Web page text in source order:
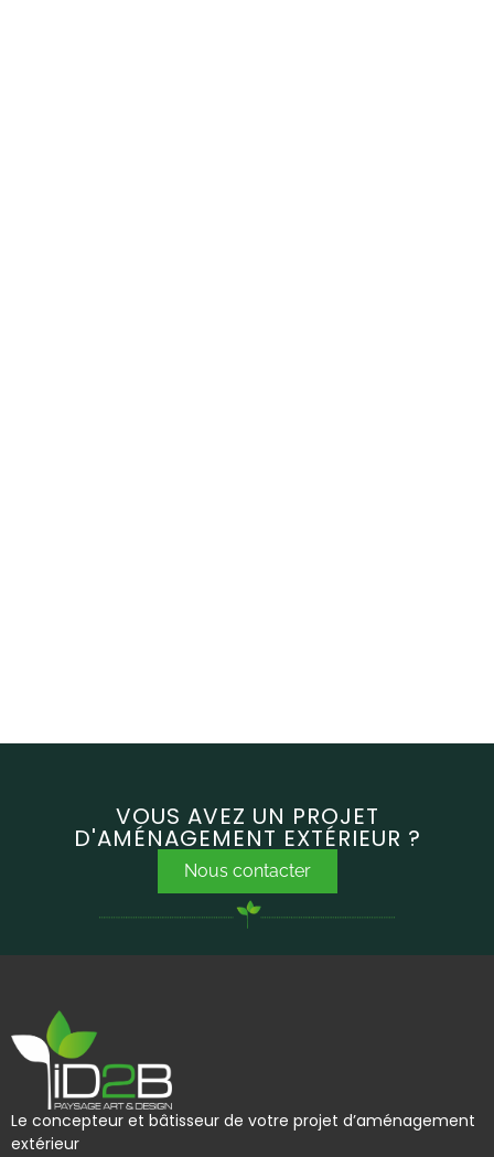
VOUS AVEZ UN PROJET
D'AMÉNAGEMENT EXTÉRIEUR ?
Nous contacter
Le concepteur et bâtisseur de votre projet d’aménagement
extérieur